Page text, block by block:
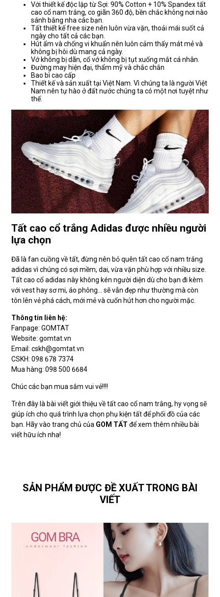
Với thiết kế độc lập từ Sợi: 90% Cotton + 10% Spandex tất
cao cổ nam trắng, co giãn 360 độ, bền chắc không nơi nào
sánh bằng nha các bạn.
Tất thiết kế free size nên luôn vừa vặn, thoải mái suốt cả
ngày cho tất cả các bạn.
Hút ẩm và chống vi khuẩn nên luôn cảm thấy mát mẻ và
không bị hôi dù mang cả ngày.
Vớ không bị dãn, cổ vớ không bị tụt xuống mắt cá nhân.
Đường may hiện đại, thẩm mỹ và chắc chắn
Bao bì cao cấp
Thiết kế và sản xuất tại Việt Nam. Vì chúng ta là người Việt
Nam nên tự hào ở đất nước chúng ta có một nơi tuyệt như
thế.
Tất cao cổ trắng Adidas được nhiều người
lựa chọn
Đã là fan cuồng về tất, đừng nên bỏ quên tất cao cổ nam trắng
adidas vì chúng có sợi mềm, dai, vừa vặn phù hợp với nhiều size.
Tất cao cổ adidas này không kén người diện dù cho bạn đi kèm
với vest hay sơ mi, áo phông… sẽ vẫn đẹp như thường mà còn
tôn lên vẻ phá cách, mới mẻ và cuốn hút hơn cho người mặc.
Thông tin liên hệ:
Fanpage: GOMTAT
Website: gomtat.vn
Email: cskh@gomtat.vn
CSKH: 098 678 7374
Mua hàng: 098 500 6684
Chúc các bạn mua sắm vui vẻ!!!!
Trên đây là bài viết giới thiệu về tất cao cổ nam trắng, hy vọng sẽ
giúp ích cho quá trình lựa chọn phụ kiện tất để phối đồ của các
bạn. Hãy vào trang chủ của GOM TẤT để xem thêm nhiều bài
viết hữu ích nha!
SẢN PHẨM ĐƯỢC ĐỀ XUẤT TRONG BÀI
VIẾT